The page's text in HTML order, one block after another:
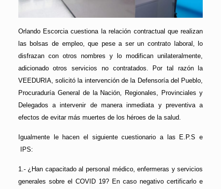
Orlando Escorcia cuestiona la relación contractual que realizan
las bolsas de empleo, que pese a ser un contrato laboral, lo
disfrazan con otros nombres y lo modifican unilateralmente,
adicionado otros servicios no contratados. Por tal razón la
VEEDURIA, solicitó la intervención de la Defensoría del Pueblo,
Procuraduría General de la Nación, Regionales, Provinciales y
Delegados a intervenir de manera inmediata y preventiva a
efectos de evitar más muertes de los héroes de la salud.
Igualmente le hacen el siguiente cuestionario a las E.P.S e
IPS:
1.- ¿Han capacitado al personal médico, enfermeras y servicios
generales sobre el COVID 19? En caso negativo certificarlo e